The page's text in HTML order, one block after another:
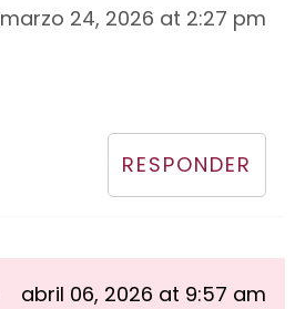
marzo 24, 2026 at 2:27 pm
RESPONDER
abril 06, 2026 at 9:57 am